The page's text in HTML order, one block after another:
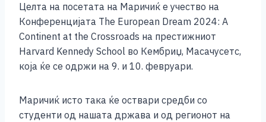
o
k
er p k
Целта на посетата на Маричиќ е учество на
Конференцијата The European Dream 2024: A
Continent at the Crossroads на престижниот
Harvard Kennedy School во Кембриџ, Масачусетс,
која ќе се одржи на 9. и 10. февруари.
Маричиќ исто така ќе оствари средби со
студенти од нашата држава и од регионот на